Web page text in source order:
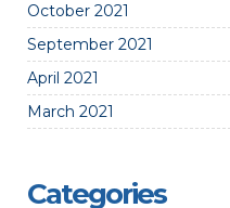
October 2021
September 2021
April 2021
March 2021
Categories